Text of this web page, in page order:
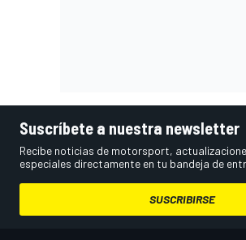
Suscríbete a nuestra newsletter
Recibe noticias de motorsport,
especiales directamente en tu bandeja de
SUSCRIBIRSE